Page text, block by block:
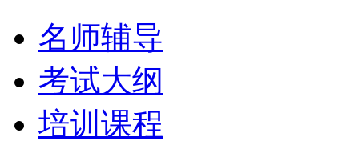
名师辅导
考试大纲
培训课程